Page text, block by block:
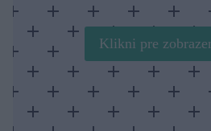
Klikni pre